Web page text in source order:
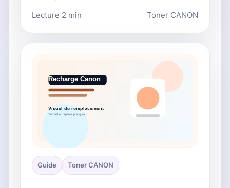
Lecture 2 min Toner CANON
Guide Toner CANON